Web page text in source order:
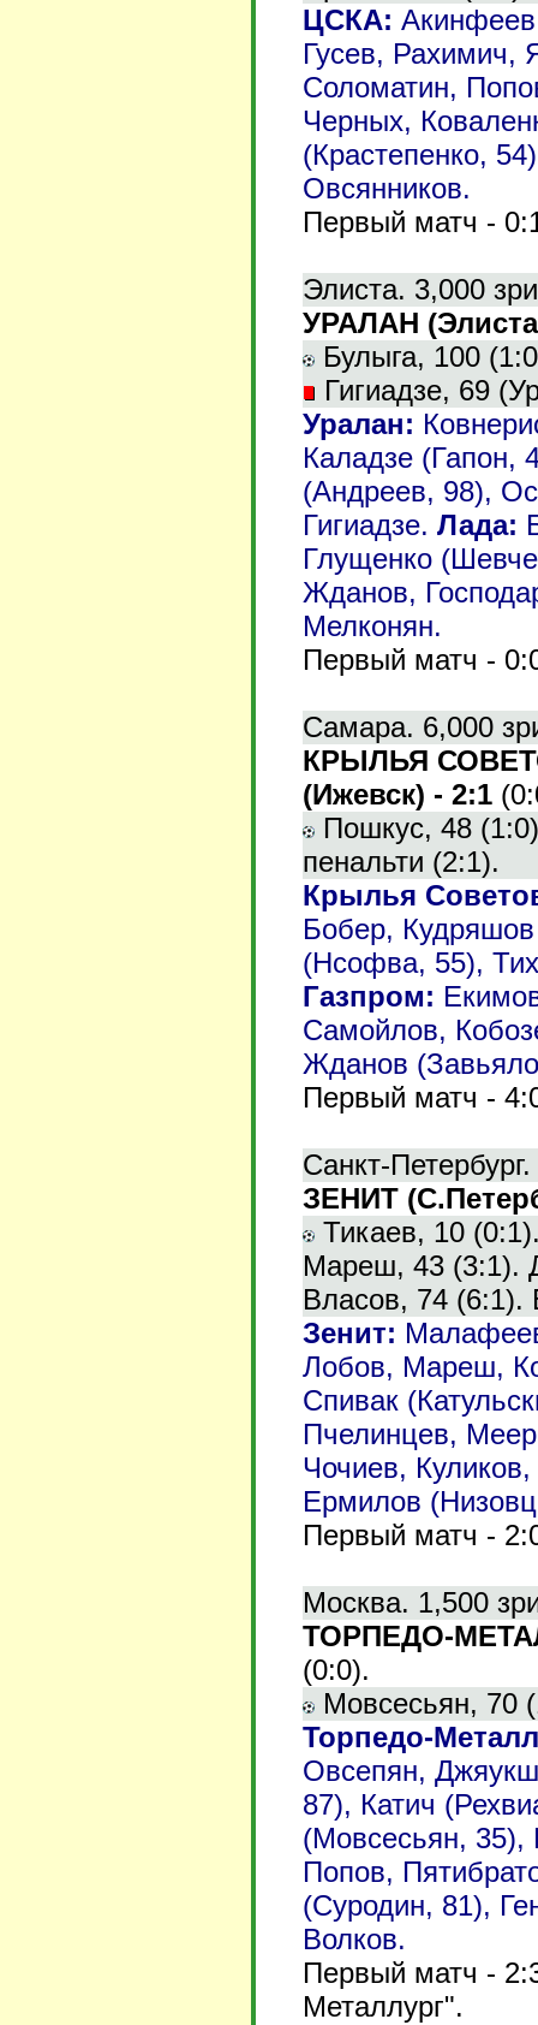
ЦСКА:
Гусев, Рахимич,
Соломатин,
Черных,
(Крастепенко,
Овсянников.
Первый матч -
Элиста. 3,000
УРАЛАН
Булыга, 100
Гигиадзе, 69
Уралан:
Каладзе (Гапон,
(Андреев, 98),
Гигиадзе. Лада:
Глущенко
Жданов,
Мелконян.
Первый матч -
Самара. 6,000
КРЫЛЬЯ
(Ижевск) - 2:1
Пошкус, 48
пенальти (2:1).
Крылья
Бобер,
(Нсофва, 55),
Газпром:
Самойлов,
Жданов
Первый матч -
Санкт-
ЗЕНИТ
Тикаев, 10
Мареш, 43 (3:1).
Власов, 74 (6:1).
Зенит:
Лобов, Мареш,
Спивак
Пчелинцев,
Чочиев,
Ермилов
Первый матч -
Москва. 1,500
ТОРПЕДО-
(0:0).
Мовсесьян, 70
Торпедо-
Овсепян,
87), Катич
(Мовсесьян,
Попов,
(Суродин, 81),
Волков.
Первый матч -
Металлург".